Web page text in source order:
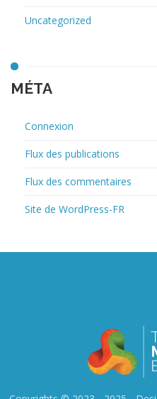
Uncategorized
MÉTA
Connexion
Flux des publications
Flux des commentaires
Site de WordPress-FR